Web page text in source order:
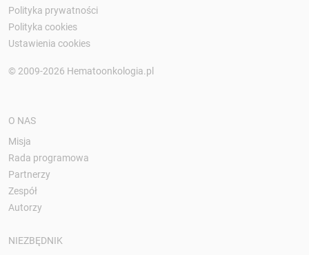
Polityka prywatności
Polityka cookies
Ustawienia cookies
© 2009-2026 Hematoonkologia.pl
O NAS
Misja
Rada programowa
Partnerzy
Zespół
Autorzy
NIEZBĘDNIK